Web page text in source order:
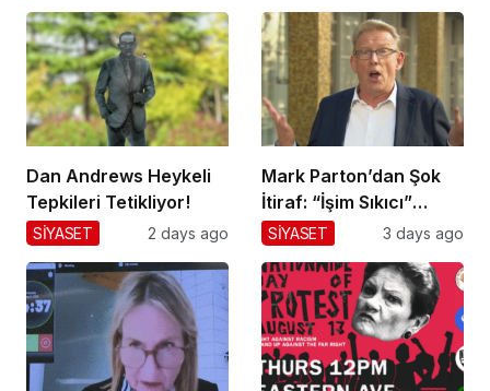
Dan Andrews Heykeli
Tepkileri Tetikliyor!
SİYASET 2 days ago
Mark Parton’dan Şok
İtiraf: “İşim Sıkıcı”
Mesajı!
SİYASET 3 days ago